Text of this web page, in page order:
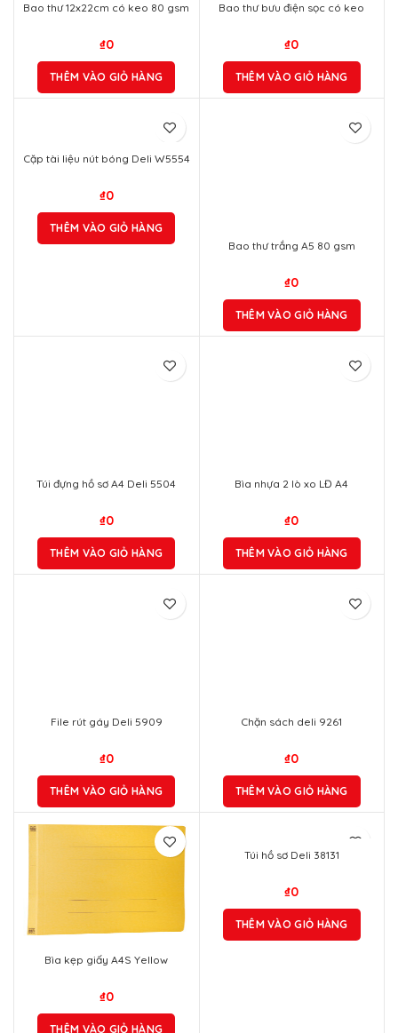
Bao thư 12x22cm có keo 80 gsm
₫0
THÊM VÀO GIỎ HÀNG
Bao thư bưu điện sọc có keo
₫0
THÊM VÀO GIỎ HÀNG
Cặp tài liệu nút bóng Deli W5554
₫0
THÊM VÀO GIỎ HÀNG
Bao thư trắng A5 80 gsm
₫0
THÊM VÀO GIỎ HÀNG
Túi đựng hồ sơ A4 Deli 5504
₫0
THÊM VÀO GIỎ HÀNG
Bìa nhựa 2 lò xo LĐ A4
₫0
THÊM VÀO GIỎ HÀNG
File rút gáy Deli 5909
₫0
THÊM VÀO GIỎ HÀNG
Chặn sách deli 9261
₫0
THÊM VÀO GIỎ HÀNG
Bìa kẹp giấy A4S Yellow
₫0
THÊM VÀO GIỎ HÀNG
Túi hồ sơ Deli 38131
₫0
THÊM VÀO GIỎ HÀNG